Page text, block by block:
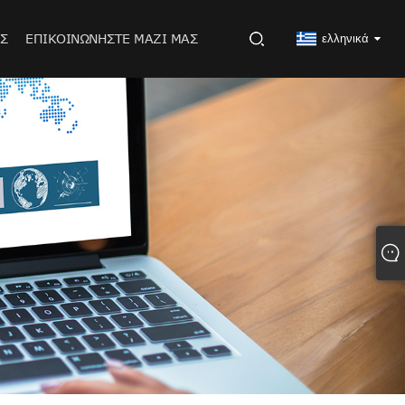
ΕΠΙΚΟΙΝΩΝΉΣΤΕ ΜΑΖΊ ΜΑΣ ελληνικά